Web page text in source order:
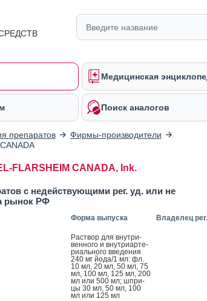
Медицинская
Поиск аналогов
препаратов
Фирмы-производители
FLARSHEIM CANADA, Ink.
с недействующими рег. уд. или не
рынок РФ
Форма выпуска Владелец
Рас­твор для внут­ри­
вен­но­го и внут­ри­ар­те­
ри­аль­но­го вве­дения
240 мг й­ода/1 мл: фл.
10 мл, 20 мл, 50 мл, 75
мл, 100 мл, 125 мл, 200
мл или 500 мл; шпри­
цы 30 мл, 50 мл, 100
мл или 125 мл